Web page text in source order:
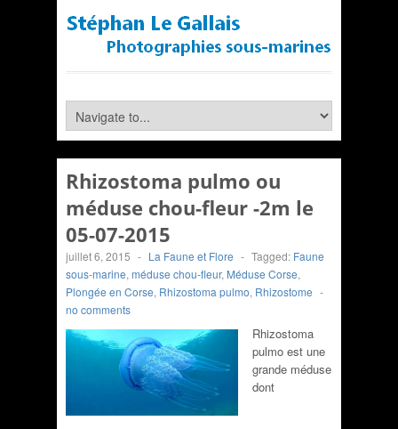
Rhizostoma pulmo ou
méduse chou-fleur -2m le
05-07-2015
juillet 6, 2015 - La Faune et Flore - Tagged: Faune
sous-marine, méduse chou-fleur, Méduse Corse,
Plongée en Corse, Rhizostoma pulmo, Rhizostome -
no comments
Rhizostoma
pulmo est une
grande méduse
dont